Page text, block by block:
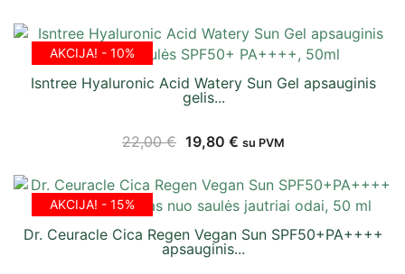
AKCIJA! - 10%
Isntree Hyaluronic Acid Watery Sun Gel apsauginis
gelis...
22,00€ 19,80 € su PVM
AKCIJA! - 15%
Dr. Ceuracle Cica Regen Vegan Sun SPF50+PA++++
apsauginis...